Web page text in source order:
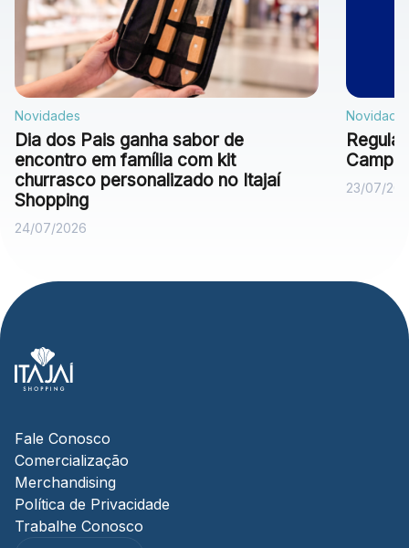
Novidades
Dia dos Pais ganha sabor de
encontro em família com kit
churrasco personalizado no Itajaí
Shopping
24/07/2026
23/07/
Fale Conosco
Comercialização
Merchandising
Política de Privacidade
Trabalhe Conosco